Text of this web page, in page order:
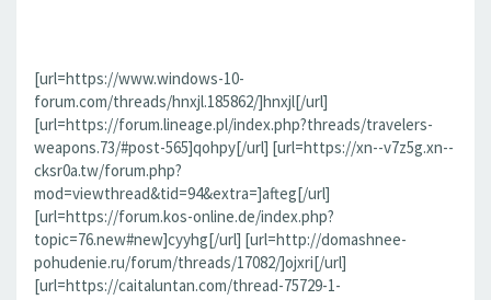
[url=https://www.windows-10-
forum.com/threads/hnxjl.185862/]hnxjl[/url]
[url=https://forum.lineage.pl/index.php?threads/travelers-
weapons.73/#post-565]qohpy[/url] [url=https://xn--v7z5g.xn--
cksr0a.tw/forum.php?
mod=viewthread&tid=94&extra=]afteg[/url]
[url=https://forum.kos-online.de/index.php?
topic=76.new#new]cyyhg[/url] [url=http://domashnee-
pohudenie.ru/forum/threads/17082/]ojxri[/url]
[url=https://caitaluntan.com/thread-75729-1-